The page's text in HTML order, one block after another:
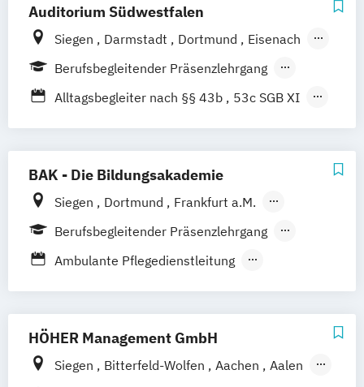
Auditorium Südwestfalen
Siegen Darmstadt Dortmund
Eisenach
Essen
Fulda Gießen
Hamburg
Mannheim Münster Trier
Berufsbegleitender Präsenzlehrgang
Fernlehrgang
Vollzeit
Alltagsbegleiter nach §§ 43b
53c SGB XI
Fachexperte für Palliative Care
Fachkraft für Dokumentation und
Pflegeeinstufung
Fachkraft für Pflege- und Sozialberatung
Fachkraft für außerklinische Intensivpflege
Gerontopsychiatrische Fachkraft
Handlungskompetenzen in der
BAK - Die Bildungsakademie
Siegen Dortmund
Frankfurt a.M.
Kaiserslautern
Karlsruhe
Kassel
Berufsbegleitender Präsenzlehrgang
Vollzeit
Ambulante Pflegedienstleitung
Demenzbetreuung
Case-Management /
Präventionsbeauftragter
HÖHER Management GmbH
Siegen Bitterfeld-Wolfen Aachen
Aalen